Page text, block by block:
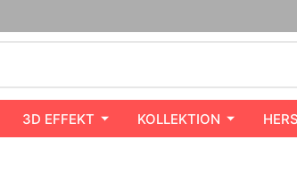
3D EFFEKT KOLLEKTION